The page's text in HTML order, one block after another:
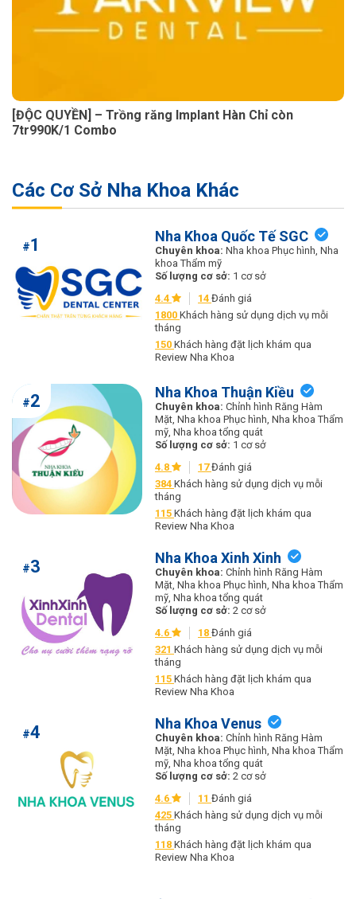
[ĐỘC QUYỀN] – Trồng răng Implant Hàn Chỉ còn
7tr990K/1 Combo
Các Cơ Sở Nha Khoa Khác
#1 Nha Khoa Quốc Tế SGC
Chuyên khoa: Nha khoa Phục hình, Nha
khoa Thẩm mỹ
Số lượng cơ sở: 1 cơ sở
4.4
14 Đánh giá
1800 Khách hàng sử dụng dịch vụ mỗi
tháng
150 Khách hàng đặt lịch khám qua
Review Nha Khoa
#2 Nha Khoa Thuận Kiều
Chuyên khoa: Chỉnh hình Răng Hàm
Mặt, Nha khoa Phục hình, Nha khoa Thẩm
mỹ, Nha khoa tổng quát
Số lượng cơ sở: 1 cơ sở
4.8
17Đánh giá
384 Khách hàng sử dụng dịch vụ mỗi
tháng
115 Khách hàng đặt lịch khám qua
Review Nha Khoa
#3 Nha Khoa Xinh Xinh
Chuyên khoa: Chỉnh hình Răng Hàm
Mặt, Nha khoa Phục hình, Nha khoa Thẩm
mỹ, Nha khoa tổng quát
Số lượng cơ sở: 2 cơ sở
4.6
18 Đánh giá
321 Khách hàng sử dụng dịch vụ mỗi
tháng
115 Khách hàng đặt lịch khám qua
Review Nha Khoa
#4 Nha Khoa Venus
Chuyên khoa: Chỉnh hình Răng Hàm
Mặt, Nha khoa Phục hình, Nha khoa Thẩm
mỹ, Nha khoa tổng quát
Số lượng cơ sở: 2 cơ sở
4.6
11 Đánh giá
425 Khách hàng sử dụng dịch vụ mỗi
tháng
118 Khách hàng đặt lịch khám qua
Review Nha Khoa